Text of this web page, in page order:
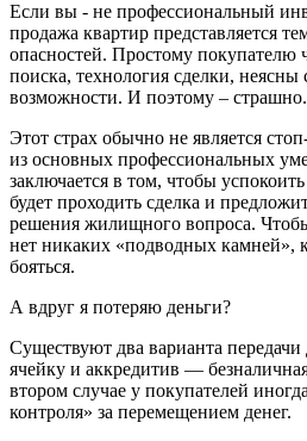
Если вы - не профессиональный
продажа квартир представляется
опасностей. Простому покупателю
поиска, технология сделки, неясны
возможности. И поэтому – страшно.
Этот страх обычно не является
из основных профессиональных
заключается в том, чтобы
будет проходить сделка и
решения жилищного вопроса.
нет никаких «подводных камней»,
бояться.
А вдруг я потеряю деньги?
Существуют два варианта передачи
ячейку и аккредитив —
втором случае у покупателей
контроля» за перемещением денег.